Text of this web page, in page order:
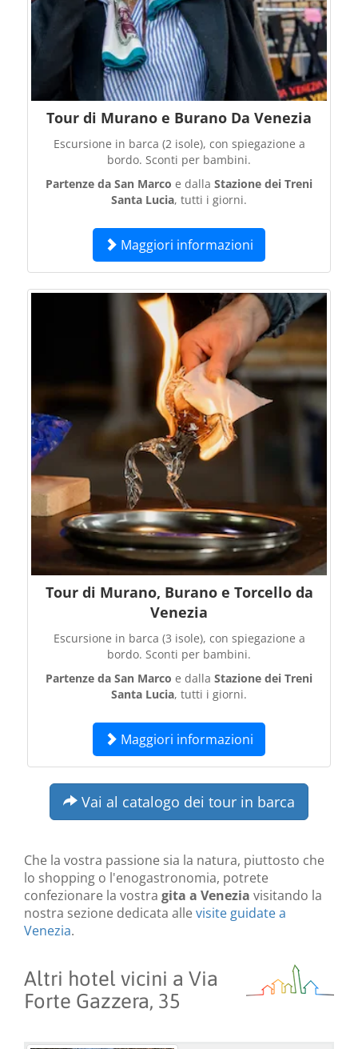
Tour di Murano e Burano Da Venezia
Escursione in barca (2 isole), con spiegazione a
bordo. Sconti per bambini.
Partenze da San Marco e dalla Stazione dei Treni
Santa Lucia, tutti i giorni.
Maggiori informazioni
Tour di Murano, Burano e Torcello da
Venezia
Escursione in barca (3 isole), con spiegazione a
bordo. Sconti per bambini.
Partenze da San Marco e dalla Stazione dei Treni
Santa Lucia, tutti i giorni.
Maggiori informazioni
Vai al catalogo dei tour in barca
Che la vostra passione sia la natura, piuttosto che
lo shopping o l'enogastronomia, potrete
confezionare la vostra gita a Venezia visitando la
nostra sezione dedicata allevisite guidate a
Venezia.
Altri hotel vicini a Via
Forte Gazzera, 35